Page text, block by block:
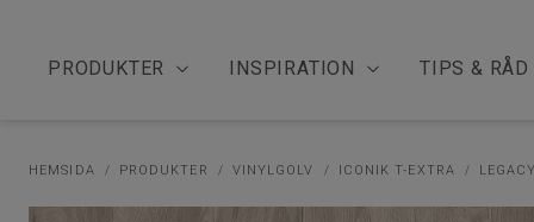
PRODUKTER INSPIRATION TIPS & RÅD
HEMSIDA PRODUKTER VINYLGOLV ICONIK T-EXTRA